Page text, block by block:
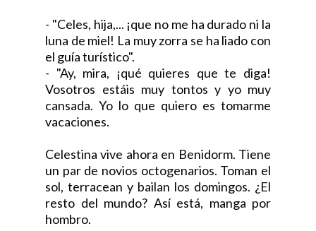
- "Celes, hija,... ¡que no me ha durado ni la
luna de miel! La muy zorra se ha liado con
el guía turístico".
- "Ay, mira, ¡qué quieres que te diga!
Vosotros estáis muy tontos y yo muy
cansada. Yo lo que quiero es tomarme
vacaciones.
Celestina vive ahora en Benidorm. Tiene
un par de novios octogenarios. Toman el
sol, terracean y bailan los domingos. ¿El
resto del mundo? Así está, manga por
hombro.